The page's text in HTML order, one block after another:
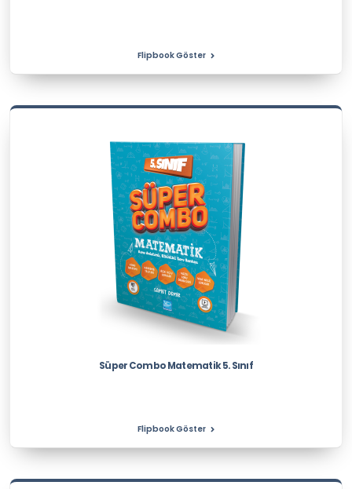
Flipbook Göster
Süper Combo Matematik 5. Sınıf
Flipbook Göster